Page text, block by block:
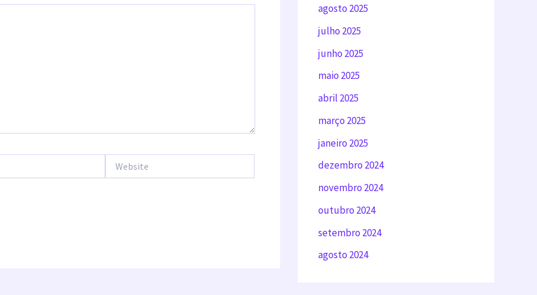
agosto 2025
julho 2025
junho 2025
maio 2025
abril 2025
março 2025
janeiro 2025
dezembro 2024
novembro 2024
outubro 2024
setembro 2024
agosto 2024